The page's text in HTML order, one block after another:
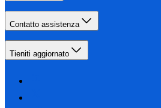
Contatto assistenza
Tieniti aggiornato